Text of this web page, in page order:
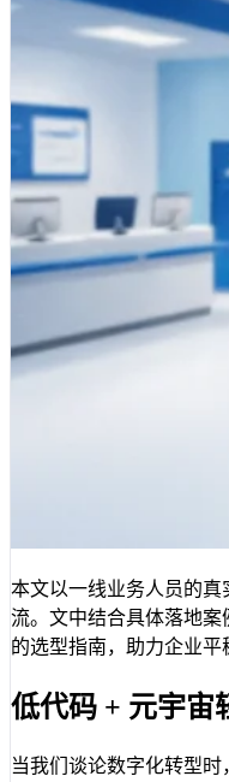
本文以一线业务人员的
流。文中结合具体落地
的选型指南，助力企业平
低代码 + 元宇宙
当我们谈论数字化转型